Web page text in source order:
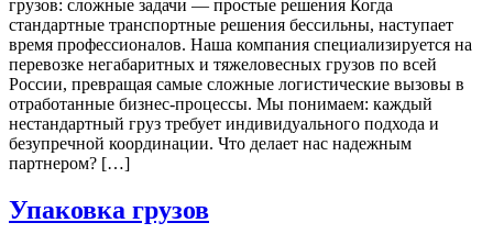
грузов: сложные задачи — простые решения Когда
стандартные транспортные решения бессильны, наступает
время профессионалов. Наша компания специализируется на
перевозке негабаритных и тяжеловесных грузов по всей
России, превращая самые сложные логистические вызовы в
отработанные бизнес-процессы. Мы понимаем: каждый
нестандартный груз требует индивидуального подхода и
безупречной координации. Что делает нас надежным
партнером? […]
Упаковка грузов